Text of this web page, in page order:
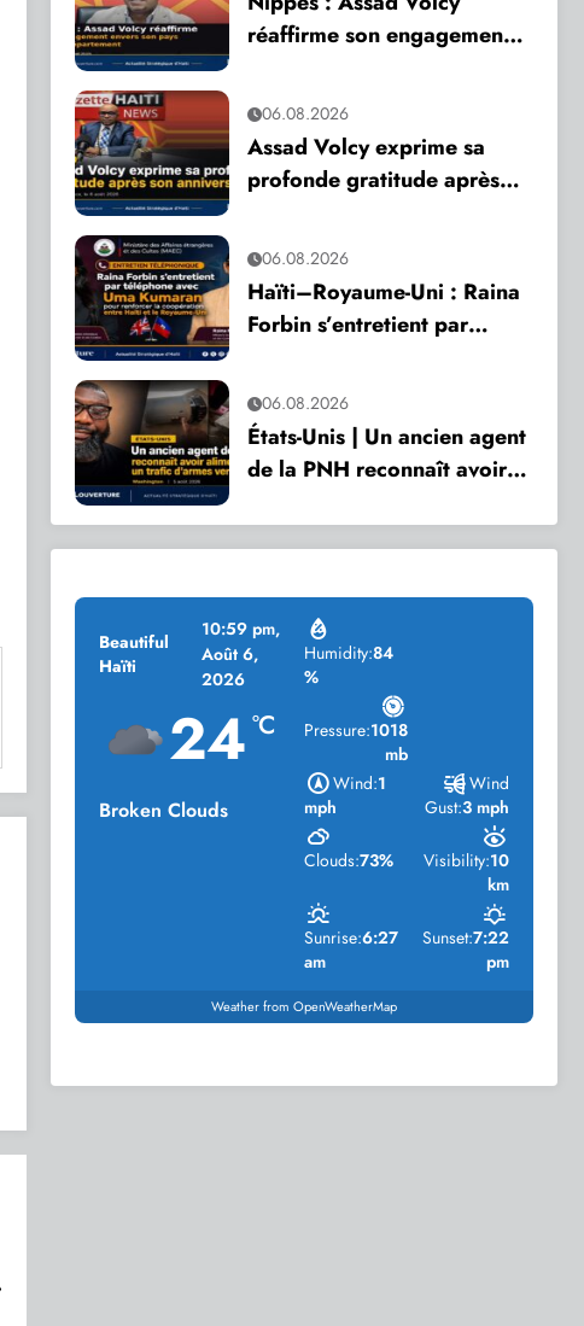
réaffirme son engagement
département
06.08.2026
Assad Volcy exprime sa
profonde gratitude après
06.08.2026
Haïti–Royaume-Uni : Raina
Forbin s’entretient par
Kumaran pour renforcer la
coopération
06.08.2026
États-Unis | Un ancien agent
de la PNH reconnaît avoir
vers Haïti
Beautiful
Haïti
10:59 pm,
Août 6,
2026
24 °C
Broken Clouds
Humidity:84
%
Pressure:1018
mb
Wind:1
mph
Wind
Gust:3 mph
Clouds:73% Visibility:10
km
Sunrise:6:27
am
Sunset:7:22
pm
Weather from OpenWeatherMap